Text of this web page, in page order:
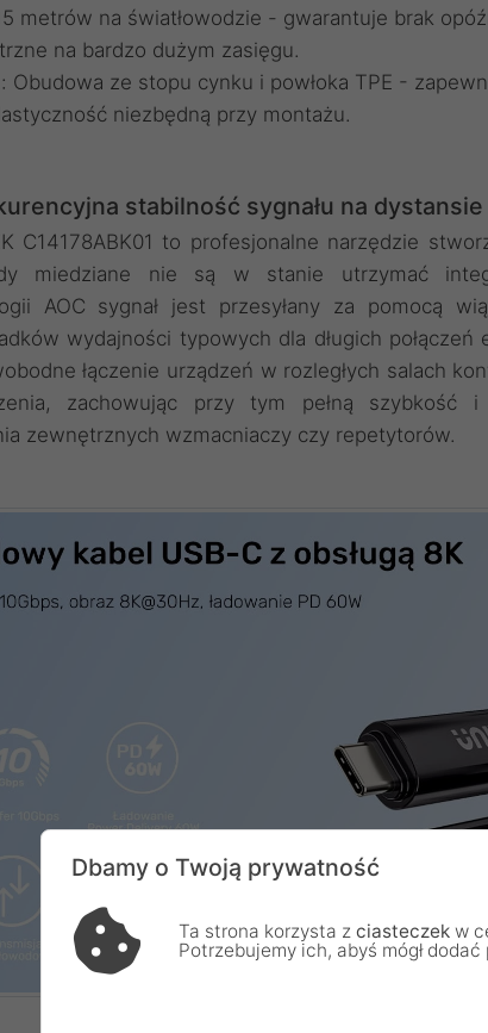
metrów na światłowodzie - gwarantuje brak
na bardzo dużym zasięgu.
Obudowa ze stopu cynku i powłoka TPE -
niezbędną przy montażu.
stabilność sygnału na
C14178ABK01 to profesjonalne narzędzie
miedziane nie są w stanie utrzymać
AOC sygnał jest przesyłany za pomocą
wydajności typowych dla długich połączeń
łączenie urządzeń w rozległych salach
zachowując przy tym pełną szybkość
zewnętrznych wzmacniaczy czy repetytorów.
Dbamy o Twoją prywatność
Ta strona korzysta z ciasteczek w
Potrzebujemy ich, abyś mógł